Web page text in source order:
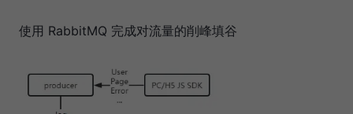
使用 RabbitMQ 完成对流量的削峰填谷